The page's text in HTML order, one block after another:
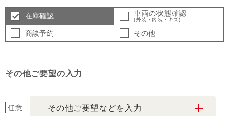
在庫確認 車両の状態確認
(外装・内装・キズ)
商談予約 その他
その他ご要望の入力
任意 その他ご要望などを入力